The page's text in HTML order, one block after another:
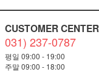
CUSTOMER CENTER
031) 237-0787
평일 09:00 - 19:00
주말 09:00 - 18:00